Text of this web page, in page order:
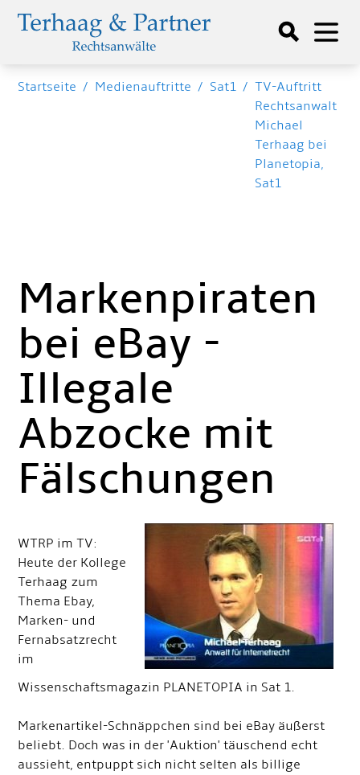
Startseite / Medienauftritte / Sat1 / TV-Auftritt
Rechtsanwalt
Michael
Terhaag bei
Planetopia,
Sat1
Markenpiraten
bei eBay -
Illegale
Abzocke mit
Fälschungen
WTRP im TV:
Heute der Kollege
Terhaag zum
Thema Ebay,
Marken- und
Fernabsatzrecht
im
Wissenschaftsmagazin PLANETOPIA in Sat 1.
Markenartikel-Schnäppchen sind bei eBay äußerst
beliebt. Doch was in der 'Auktion' täuschend echt
aussieht, entpuppt sich nicht selten als billige